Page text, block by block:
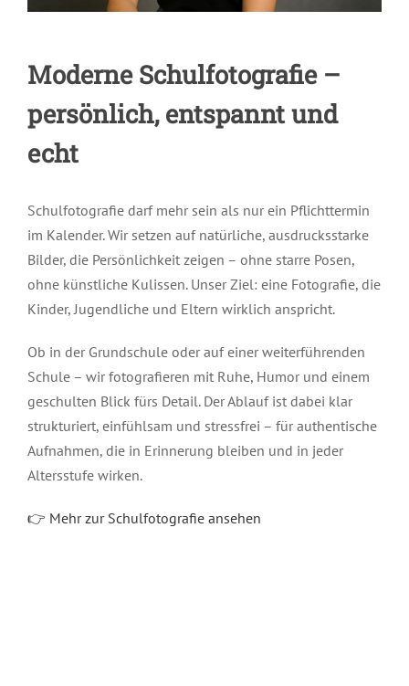
Moderne Schulfotografie –
persönlich, entspannt und
echt
Schulfotografie darf mehr sein als nur ein Pflichttermin
im Kalender. Wir setzen auf natürliche, ausdrucksstarke
Bilder, die Persönlichkeit zeigen – ohne starre Posen,
ohne künstliche Kulissen. Unser Ziel: eine Fotografie, die
Kinder, Jugendliche und Eltern wirklich anspricht.
Ob in der Grundschule oder auf einer weiterführenden
Schule – wir fotografieren mit Ruhe, Humor und einem
geschulten Blick fürs Detail. Der Ablauf ist dabei klar
strukturiert, einfühlsam und stressfrei – für authentische
Aufnahmen, die in Erinnerung bleiben und in jeder
Altersstufe wirken.
👉 Mehr zur Schulfotografie ansehen